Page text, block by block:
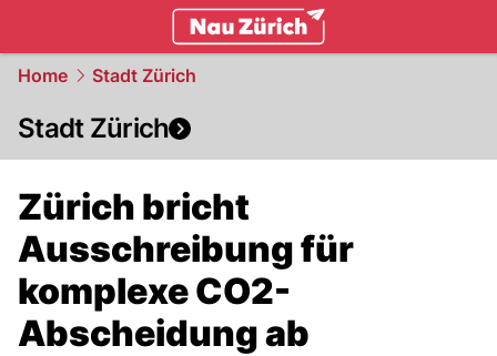
Home Stadt Zürich
Stadt Zürich
Zürich bricht
Ausschreibung für
komplexe CO2-
Abscheidung ab